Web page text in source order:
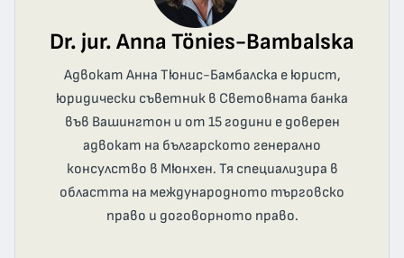
Dr. jur. Anna Tönies-Bambalska
Адвокат Анна Тюнис-Бамбалска е юрист,
юридически съветник в Световната банка
във Вашингтон и от 15 години е доверен
адвокат на българското генерално
консулство в Мюнхен. Тя специализира в
областта на международното търговско
право и договорното право.